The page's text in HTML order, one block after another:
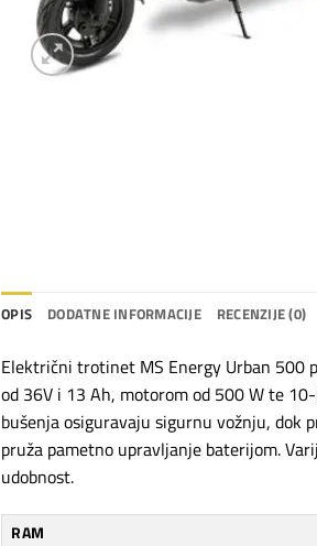
OPIS DODATNE INFORMACIJE RECENZIJE (0)
Električni trotinet MS Energy Urban 500
od 36V i 13 Ah, motorom od 500 W te
bušenja osiguravaju sigurnu vožnju, dok
pruža pametno upravljanje baterijom.
udobnost.
RAM